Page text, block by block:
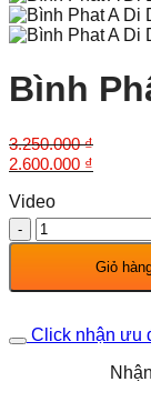
Bình
3.250.000₫
Giá
là:
3.250.000 ₫.
2.600.000 ₫
là:
Video
Bình
Phật
Di
230746
số
Giỏ
Click nhận ưu